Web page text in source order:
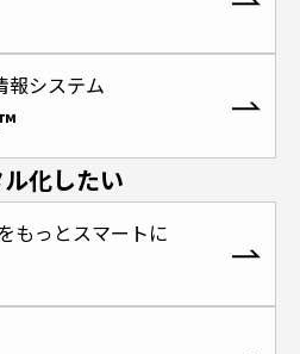
報システム
化したい
もっとスマートに